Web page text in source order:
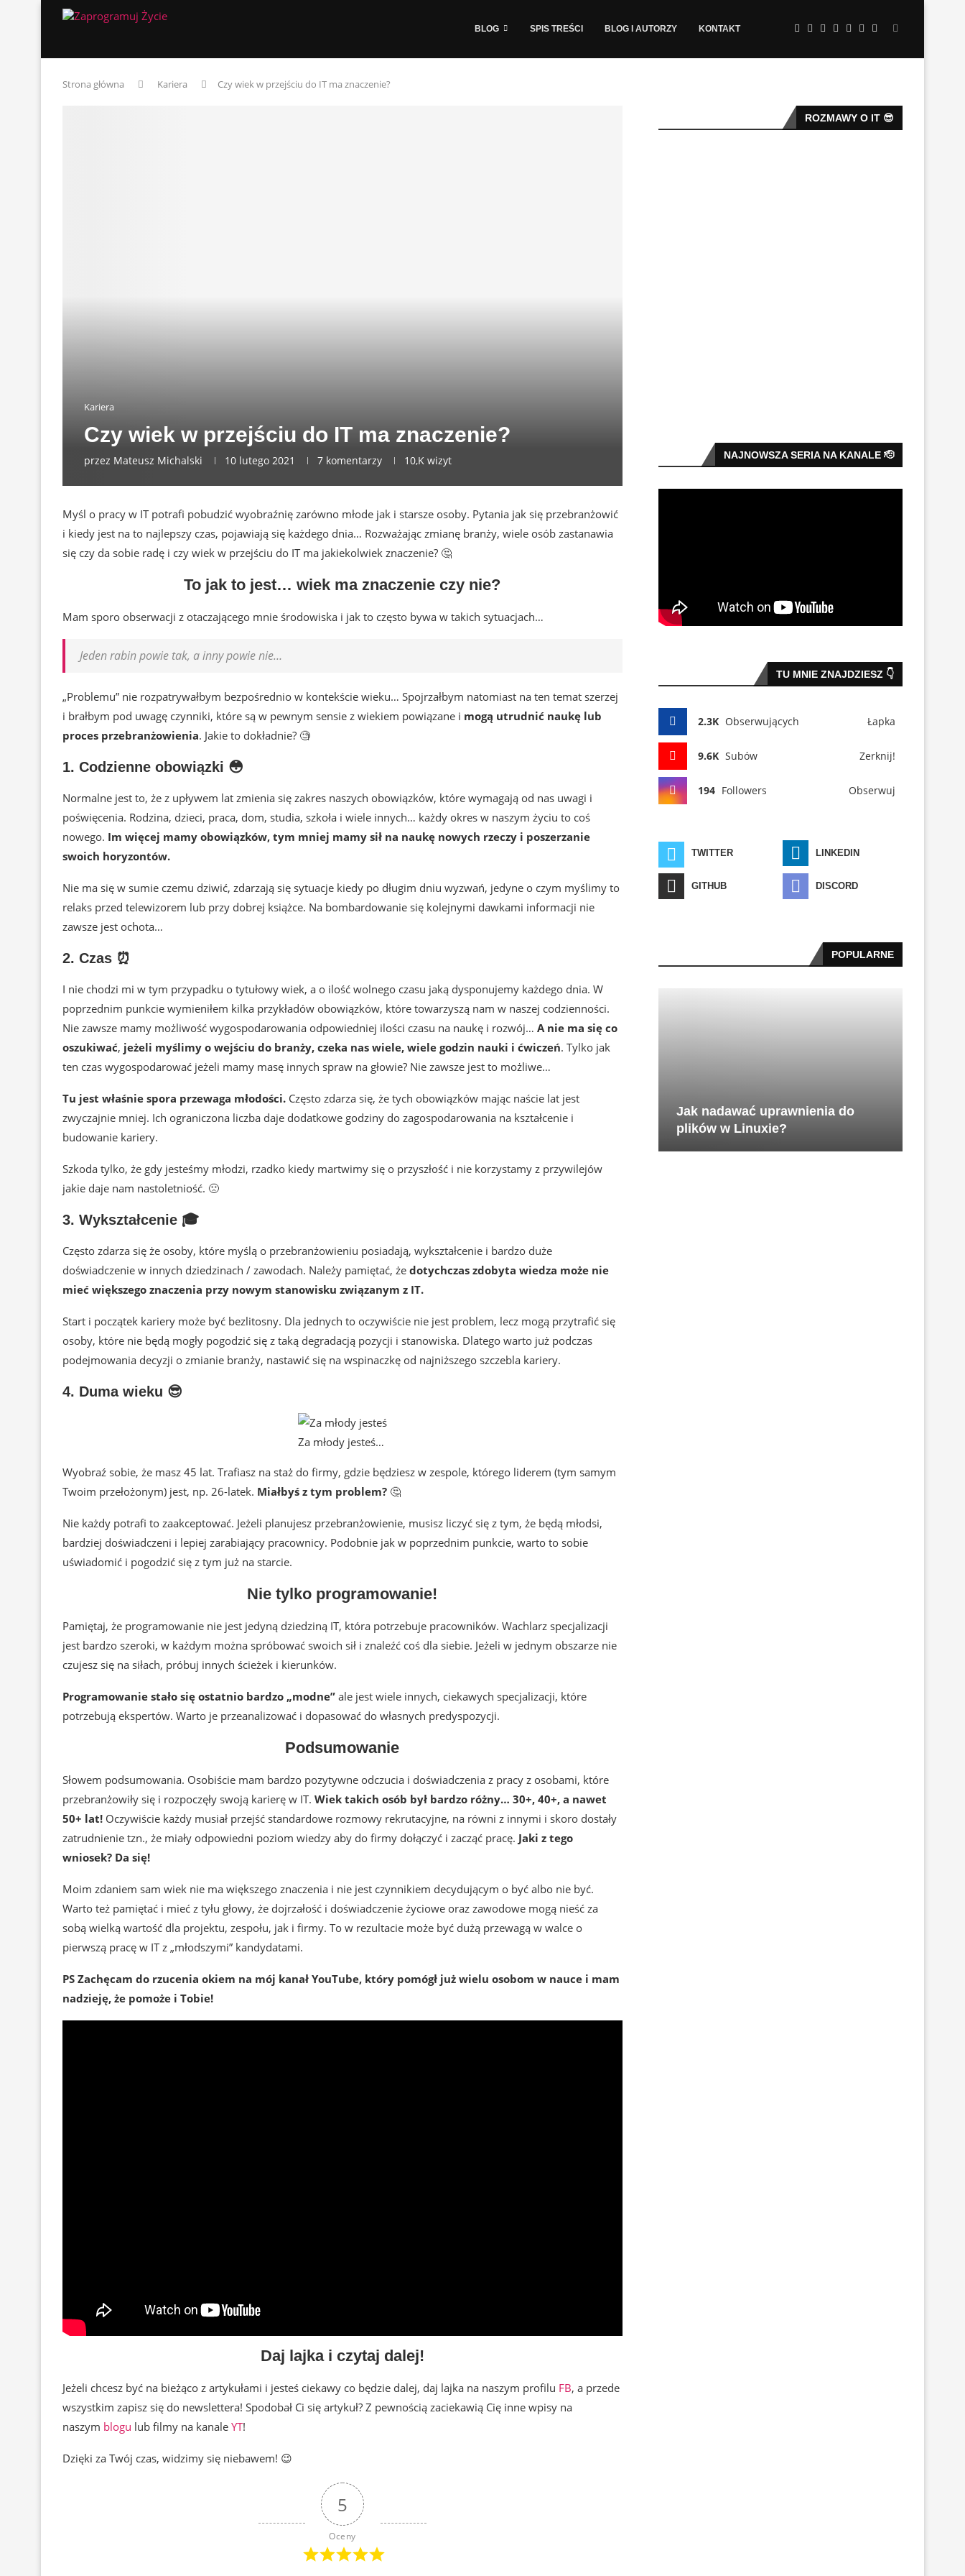
BLOG SPIS TREŚCI BLOG I AUTORZY KONTAKT
Strona główna Kariera Czy wiek w przejściu do IT ma znaczenie?
Kariera
Czy wiek w przejściu do IT ma znaczenie?
przez Mateusz Michalski 10 lutego 2021 7 komentarzy 10,K wizyt
Myśl o pracy w IT potrafi pobudzić wyobraźnię zarówno młode jak i starsze osoby. Pytania jak się przebranżowić
i kiedy jest na to najlepszy czas, pojawiają się każdego dnia… Rozważając zmianę branży, wiele osób zastanawia
się czy da sobie radę i czy wiek w przejściu do IT ma jakiekolwiek znaczenie? 🤔
To jak to jest… wiek ma znaczenie czy nie?
Mam sporo obserwacji z otaczającego mnie środowiska i jak to często bywa w takich sytuacjach…
Jeden rabin powie tak, a inny powie nie…
„Problemu” nie rozpatrywałbym bezpośrednio w kontekście wieku… Spojrzałbym natomiast na ten temat szerzej
i brałbym pod uwagę czynniki, które są w pewnym sensie z wiekiem powiązane i mogą utrudnić naukę lub
proces przebranżowienia. Jakie to dokładnie? 🧐
1. Codzienne obowiązki 😳
Normalne jest to, że z upływem lat zmienia się zakres naszych obowiązków, które wymagają od nas uwagi i
poświęcenia. Rodzina, dzieci, praca, dom, studia, szkoła i wiele innych… każdy okres w naszym życiu to coś
nowego. Im więcej mamy obowiązków, tym mniej mamy sił na naukę nowych rzeczy i poszerzanie
swoich horyzontów.
Nie ma się w sumie czemu dziwić, zdarzają się sytuacje kiedy po długim dniu wyzwań, jedyne o czym myślimy to
relaks przed telewizorem lub przy dobrej książce. Na bombardowanie się kolejnymi dawkami informacji nie
zawsze jest ochota…
2. Czas ⏰
I nie chodzi mi w tym przypadku o tytułowy wiek, a o ilość wolnego czasu jaką dysponujemy każdego dnia. W
poprzednim punkcie wymieniłem kilka przykładów obowiązków, które towarzyszą nam w naszej codzienności.
Nie zawsze mamy możliwość wygospodarowania odpowiedniej ilości czasu na naukę i rozwój… A nie ma się co
oszukiwać, jeżeli myślimy o wejściu do branży, czeka nas wiele, wiele godzin nauki i ćwiczeń. Tylko jak
ten czas wygospodarować jeżeli mamy masę innych spraw na głowie? Nie zawsze jest to możliwe…
Tu jest właśnie spora przewaga młodości. Często zdarza się, że tych obowiązków mając naście lat jest
zwyczajnie mniej. Ich ograniczona liczba daje dodatkowe godziny do zagospodarowania na kształcenie i
budowanie kariery.
Szkoda tylko, że gdy jesteśmy młodzi, rzadko kiedy martwimy się o przyszłość i nie korzystamy z przywilejów
jakie daje nam nastoletniość. 🙁
3. Wykształcenie 🎓
Często zdarza się że osoby, które myślą o przebranżowieniu posiadają, wykształcenie i bardzo duże
doświadczenie w innych dziedzinach / zawodach. Należy pamiętać, że dotychczas zdobyta wiedza może nie
mieć większego znaczenia przy nowym stanowisku związanym z IT.
Start i początek kariery może być bezlitosny. Dla jednych to oczywiście nie jest problem, lecz mogą przytrafić się
osoby, które nie będą mogły pogodzić się z taką degradacją pozycji i stanowiska. Dlatego warto już podczas
podejmowania decyzji o zmianie branży, nastawić się na wspinaczkę od najniższego szczebla kariery.
4. Duma wieku 😎
Za młody jesteś…
Wyobraź sobie, że masz 45 lat. Trafiasz na staż do firmy, gdzie będziesz w zespole, którego liderem (tym samym
Twoim przełożonym) jest, np. 26-latek. Miałbyś z tym problem? 🤔
Nie każdy potrafi to zaakceptować. Jeżeli planujesz przebranżowienie, musisz liczyć się z tym, że będą młodsi,
bardziej doświadczeni i lepiej zarabiający pracownicy. Podobnie jak w poprzednim punkcie, warto to sobie
uświadomić i pogodzić się z tym już na starcie.
Nie tylko programowanie!
Pamiętaj, że programowanie nie jest jedyną dziedziną IT, która potrzebuje pracowników. Wachlarz specjalizacji
jest bardzo szeroki, w każdym można spróbować swoich sił i znaleźć coś dla siebie. Jeżeli w jednym obszarze nie
czujesz się na siłach, próbuj innych ścieżek i kierunków.
Programowanie stało się ostatnio bardzo „modne” ale jest wiele innych, ciekawych specjalizacji, które
potrzebują ekspertów. Warto je przeanalizować i dopasować do własnych predyspozycji.
Podsumowanie
Słowem podsumowania. Osobiście mam bardzo pozytywne odczucia i doświadczenia z pracy z osobami, które
przebranżowiły się i rozpoczęły swoją karierę w IT. Wiek takich osób był bardzo różny… 30+, 40+, a nawet
50+ lat! Oczywiście każdy musiał przejść standardowe rozmowy rekrutacyjne, na równi z innymi i skoro dostały
zatrudnienie tzn., że miały odpowiedni poziom wiedzy aby do firmy dołączyć i zacząć pracę. Jaki z tego
wniosek? Da się!
Moim zdaniem sam wiek nie ma większego znaczenia i nie jest czynnikiem decydującym o być albo nie być.
Warto też pamiętać i mieć z tyłu głowy, że dojrzałość i doświadczenie życiowe oraz zawodowe mogą nieść za
sobą wielką wartość dla projektu, zespołu, jak i firmy. To w rezultacie może być dużą przewagą w walce o
pierwszą pracę w IT z „młodszymi” kandydatami.
PS Zachęcam do rzucenia okiem na mój kanał YouTube, który pomógł już wielu osobom w nauce i mam
nadzieję, że pomoże i Tobie!
Daj lajka i czytaj dalej!
Jeżeli chcesz być na bieżąco z artykułami i jesteś ciekawy co będzie dalej, daj lajka na naszym profilu FB, a przede
wszystkim zapisz się do newslettera! Spodobał Ci się artykuł? Z pewnością zaciekawią Cię inne wpisy na
naszym blogu lub filmy na kanale YT!
Dzięki za Twój czas, widzimy się niebawem! 😉
5
Oceny
ROZMAWY O IT 😎
NAJNOWSZA SERIA NA KANALE 🫡
TU MNIE ZNAJDZIESZ 👇
2.3K Obserwujących Łapka
9.6K Subów Zerknij!
194 Followers Obserwuj
TWITTER LINKEDIN
GITHUB DISCORD
POPULARNE
Jak nadawać uprawnienia do
plików w Linuxie?